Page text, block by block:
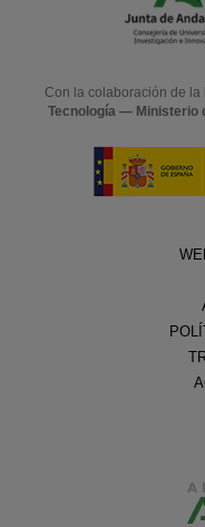
Con la colaboración de la
Tecnología — Ministerio